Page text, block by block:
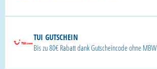
TUI GUTSCHEIN
Bis zu 80€ Rabatt dank Gutscheincode ohne MBW